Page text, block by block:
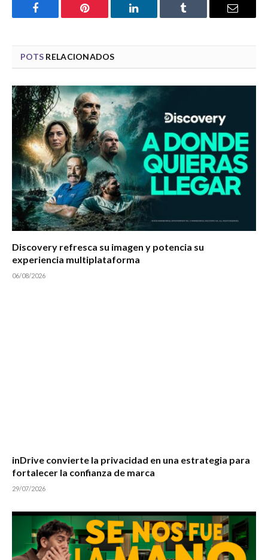
Facebook Pinterest LinkedIn Tumblr Email
POTS RELACIONADOS
Discovery refresca su imagen y potencia su
experiencia multiplataforma
06/08/2026
inDrive convierte la privacidad en una estrategia para
fortalecer la confianza de marca
29/07/2026